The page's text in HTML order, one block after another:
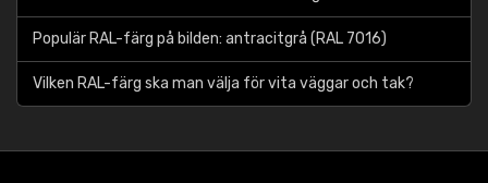
Populär RAL-färg på bilden: antracitgrå (RAL 7016)
Vilken RAL-färg ska man välja för vita väggar och tak?